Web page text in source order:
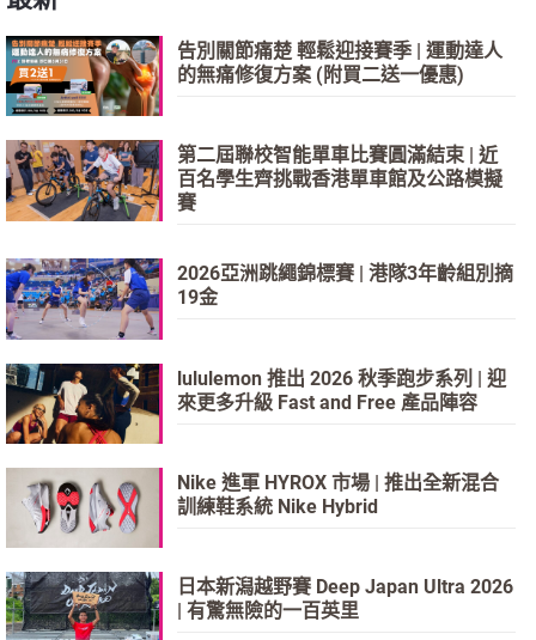
告別關節痛楚 輕鬆迎接賽季 | 運動達人
的無痛修復方案 (附買二送一優惠)
第二屆聯校智能單車比賽圓滿結束 | 近
百名學生齊挑戰香港單車館及公路模擬
賽
2026亞洲跳繩錦標賽 | 港隊3年齡組別摘
19金
lululemon 推出 2026 秋季跑步系列 | 迎
來更多升級 Fast and Free 產品陣容
Nike 進軍 HYROX 市場 | 推出全新混合
訓練鞋系統 Nike Hybrid
日本新潟越野賽 Deep Japan Ultra 2026
| 有驚無險的一百英里